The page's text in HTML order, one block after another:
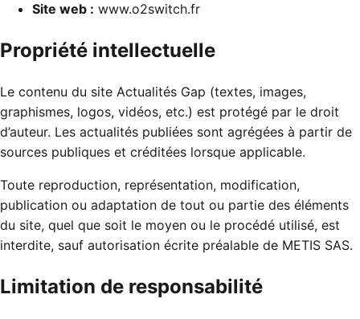
Site web : www.o2switch.fr
Propriété intellectuelle
Le contenu du site Actualités Gap (textes, images,
graphismes, logos, vidéos, etc.) est protégé par le droit
d’auteur. Les actualités publiées sont agrégées à partir de
sources publiques et créditées lorsque applicable.
Toute reproduction, représentation, modification,
publication ou adaptation de tout ou partie des éléments
du site, quel que soit le moyen ou le procédé utilisé, est
interdite, sauf autorisation écrite préalable de METIS SAS.
Limitation de responsabilité